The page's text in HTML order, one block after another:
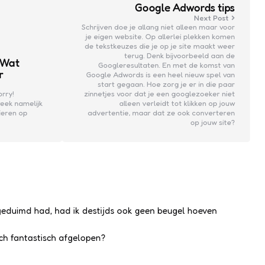
namelijk
op
Google Adwords tips
Next Post
Schrijven doe je allang niet alleen maar voor
je eigen website. Op allerlei plekken komen
de tekstkeuzes die je op je site maakt weer
terug. Denk bijvoorbeeld aan de
Googleresultaten. En met de komst van
Google Adwords is een heel nieuw spel van
start gegaan. Hoe zorg je er in die paar
zinnetjes voor dat je een googlezoeker niet
alleen verleidt tot klikken op jouw
advertentie, maar dat ze ook converteren
op jouw site?
had, had ik destijds ook geen beugel hoeven
fantastisch afgelopen?